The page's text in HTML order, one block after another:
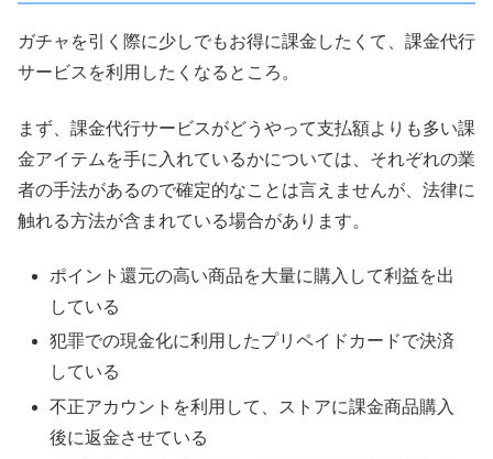
ガチャを引く際に少しでもお得に課金したくて、課金代行
サービスを利用したくなるところ。
まず、課金代行サービスがどうやって支払額よりも多い課
金アイテムを手に入れているかについては、それぞれの業
者の手法があるので確定的なことは言えませんが、法律に
触れる方法が含まれている場合があります。
ポイント還元の高い商品を大量に購入して利益を出
している
犯罪での現金化に利用したプリペイドカードで決済
している
不正アカウントを利用して、ストアに課金商品購入
後に返金させている